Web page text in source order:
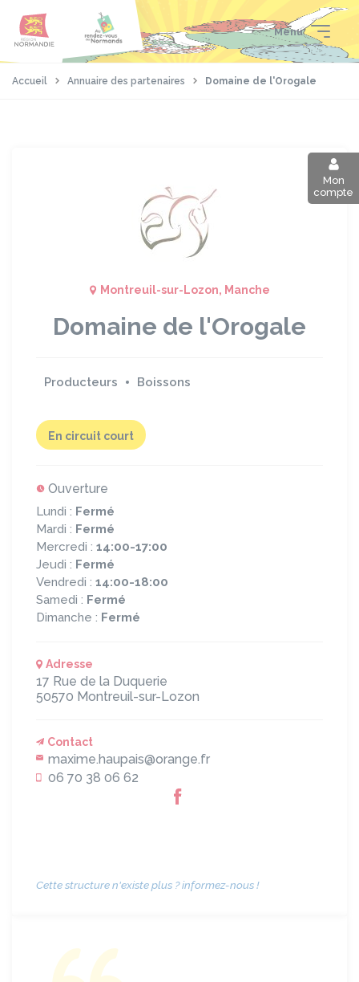
contenu
pied
Menu
Mon
compte
Accueil Annuaire des partenaires Domaine de l'Orogale
Montreuil-sur-Lozon, Manche
Domaine de l'Orogale
Producteurs Boissons
En circuit court
Ouverture
Lundi : Fermé
Mardi : Fermé
Mercredi : 14:00-17:00
Jeudi : Fermé
Vendredi : 14:00-18:00
Samedi : Fermé
Dimanche : Fermé
Adresse
17 Rue de la Duquerie
50570 Montreuil-sur-Lozon
Contact
maxime.haupais@orange.fr
06 70 38 06 62
Cette structure n'existe plus ? informez-nous !
Panneau de gestion des cookies